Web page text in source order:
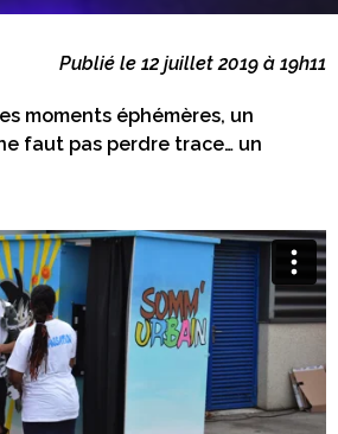
Publié le 12 juillet 2019 à 19h11
moments éphémères, un
faut pas perdre trace… un